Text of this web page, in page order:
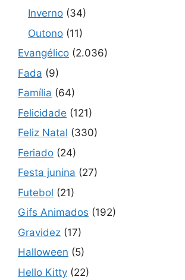
Inverno (34)
Outono (11)
Evangélico (2.036)
Fada (9)
Família (64)
Felicidade (121)
Feliz Natal (330)
Feriado (24)
Festa junina (27)
Futebol (21)
Gifs Animados (192)
Gravidez (17)
Halloween (5)
Hello Kitty (22)